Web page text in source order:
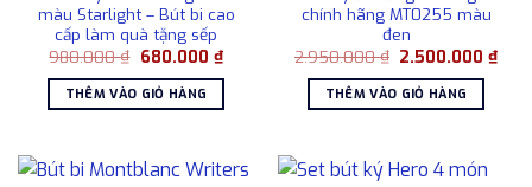
màu Starlight – Bút bi cao
cấp làm quà tặng sếp
980.000₫ Giá
là:
980.000 ₫.
680.000 ₫Giá
hiện
tại
680.000 ₫.
THÊM VÀO GIỎ HÀNG
chính hãng MT0255 màu
đen
2.950.000₫ Giá
là:
2.950.000 ₫.
2.500.000₫Giá
hiện
THÊM VÀO GIỎ HÀNG